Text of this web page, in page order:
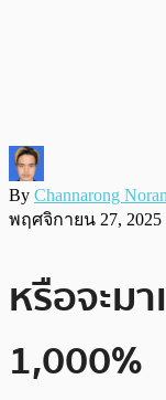
By Channarong
พฤศจิกายน 27, 2025
หรือจะม
1,000%